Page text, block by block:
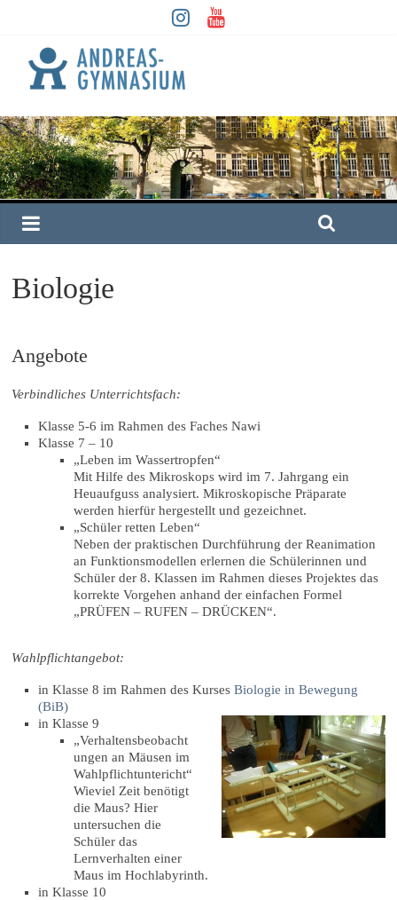
Biologie
Angebote
Verbindliches Unterrichtsfach:
Klasse 5-6 im Rahmen des Faches Nawi
Klasse 7 – 10
„Leben im Wassertropfen“
Mit Hilfe des Mikroskops wird im 7. Jahrgang ein
Heuaufguss analysiert. Mikroskopische Präparate
werden hierfür hergestellt und gezeichnet.
„Schüler retten Leben“
Neben der praktischen Durchführung der Reanimation
an Funktionsmodellen erlernen die Schülerinnen und
Schüler der 8. Klassen im Rahmen dieses Projektes das
korrekte Vorgehen anhand der einfachen Formel
„PRÜFEN – RUFEN – DRÜCKEN“.
Wahlpflichtangebot:
in Klasse 8 im Rahmen des KursesBiologie in Bewegung
(BiB)
in Klasse 9
„Verhaltensbeobacht
ungen an Mäusen im
Wahlpflichtuntericht“
Wieviel Zeit benötigt
die Maus? Hier
untersuchen die
Schüler das
Lernverhalten einer
Maus im Hochlabyrinth.
in Klasse 10